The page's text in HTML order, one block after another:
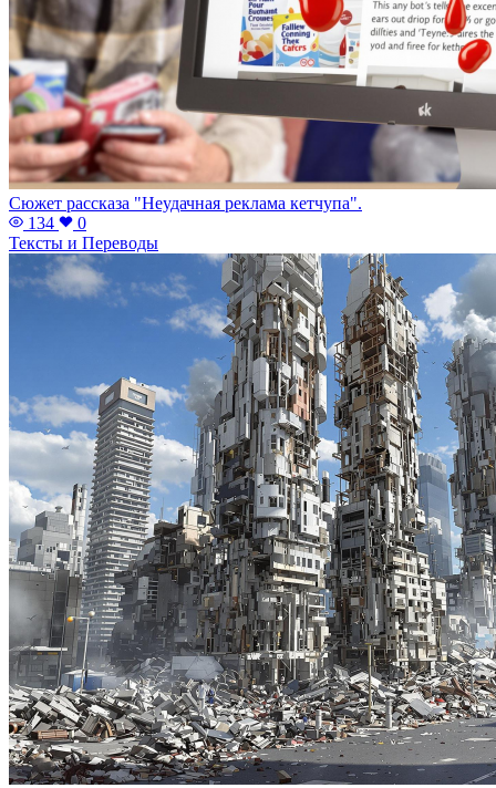
Сюжет рассказа "Неудачная реклама кетчупа".
134
0
Тексты и Переводы